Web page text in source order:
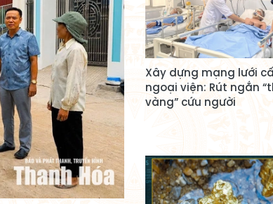
Xây dựng mạng lưới
ngoại viện: Rút ngắn
vàng” cứu người